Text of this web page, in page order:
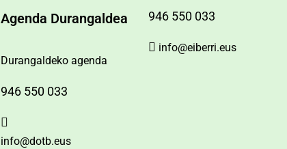
Agenda Durangaldea
Durangaldeko agenda
946 550 033
info@dotb.eus
946 550 033
info@eiberri.eus